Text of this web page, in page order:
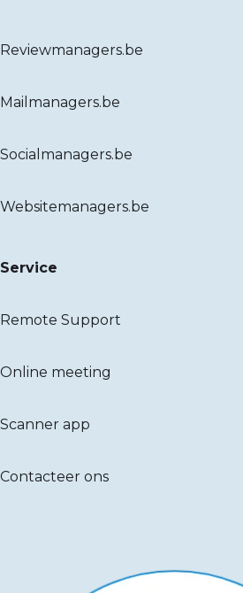
Reviewmanagers.be
Mailmanagers.be
Socialmanagers.be
Websitemanagers.be
Service
Remote Support
Online meeting
Scanner app
Contacteer ons